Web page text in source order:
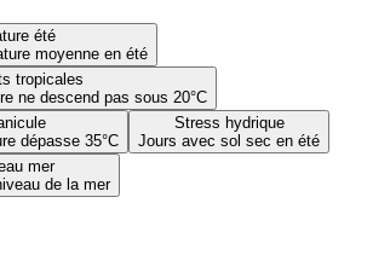
été
moyenne en été
tropicales
ne descend pas sous 20°C
dépasse 35°C
Stress hydrique
Jours avec sol sec en été
mer
de la mer